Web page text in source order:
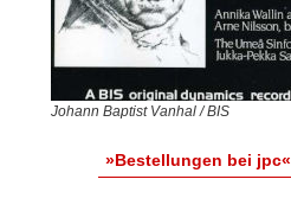
Johann Baptist Vanhal / BIS
»Bestellungen bei jpc«